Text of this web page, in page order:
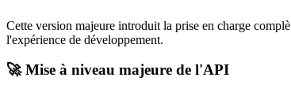
Cette version majeure introduit la prise en charge
l'expérience de développement.
🚀Mise à niveau majeure de l'API